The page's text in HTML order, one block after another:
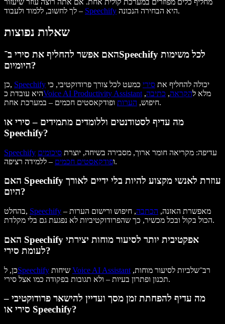
לך לחשוב, ללמוד ולעבוד – Speechify היא הבחירה הנכונה.
שאלות נפוצות
האם אפשר להחליף את סירי ב־Speechify לכל משימות
היומיום?
כן, Speechify יכולה להחליף את סירי כמעט לכל צורך פרודוקטיבי, כי
היא עובדת כVoice AI Productivity Assistant מלא להקראה, כתיבה,
חיפוש, הערות ופודקאסטים חכמים – במערכת אחת.
מה עדיף לסטודנטים וללומדים מתמידים – סירי או
Speechify?
Speechify עדיפה: מקריאה חומר ארוך, מסבירה בשיחה, יוצרת סיכומים
ופודקאסטים חכמים – ללמידה רציפה.
האם Speechify עוזרת לאנשי מקצוע להיות בלי ידיים לאורך
היום?
בהחלט, Speechify מאפשרת האזנה, הכתבה, חיפוש ורישום הערות –
הכול בקול ובכל מכשיר, כך שהפרודוקטיביות לא נפגעת גם בלי מקלדת.
האם Speechify אפקטיבית יותר לסיעור מוחות יצירתי
לעומת סירי?
כן, לSpeechify Voice AI Assistant
תכנון ופתרון בעיות – ולא תגובות בפקודה כמו אצל סירי.
מה עדיף להפחתת זמן מסך ועדיין להישאר פרודוקטיבי –
סירי או Speechify?